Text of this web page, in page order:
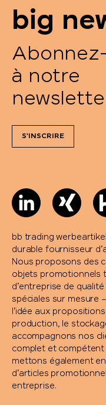
big
à notre
S'INSCRIRE
bb trading
durable fournisseur
Nous proposons des
objets promotionnels
d’entreprise de
spéciales sur mesure
l’idée aux
production, le
accompagnons nos
complet et compétent
mettons également
d’articles
entreprise.